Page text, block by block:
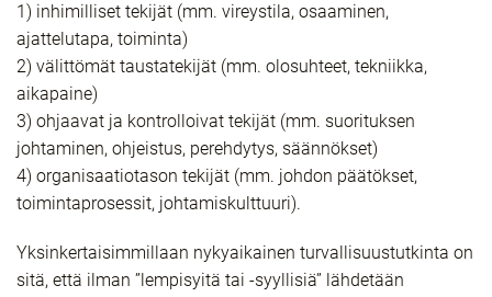
1) inhimilliset tekijät (mm. vireystila, osaaminen,
ajattelutapa, toiminta)
2) välittömät taustatekijät (mm. olosuhteet, tekniikka,
aikapaine)
3) ohjaavat ja kontrolloivat tekijät (mm. suorituksen
johtaminen, ohjeistus, perehdytys, säännökset)
4) organisaatiotason tekijät (mm. johdon päätökset,
toimintaprosessit, johtamiskulttuuri).
Yksinkertaisimmillaan nykyaikainen turvallisuustutkinta on
sitä, että ilman ”lempisyitä tai -syyllisiä” lähdetään